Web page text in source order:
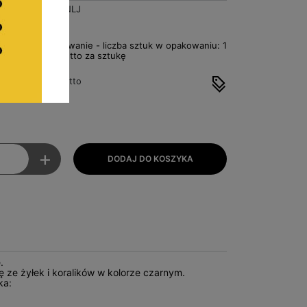
1000NLJ
Za opakowanie - liczba sztuk w opakowaniu: 1
9,40zł Netto za sztukę
11,56zł brutto
+
ze żyłek i koralików w kolorze czarnym.